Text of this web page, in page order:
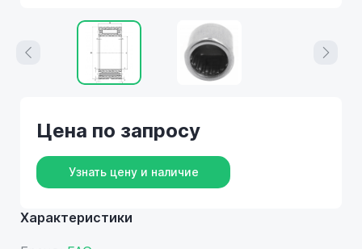
Характеристики
Цена по запросу
Узнать цену и наличие